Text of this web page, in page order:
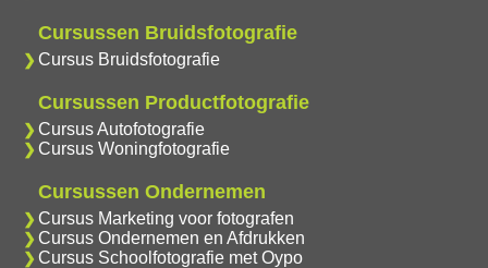
Cursussen Bruidsfotografie
Cursus Bruidsfotografie
Cursussen Productfotografie
Cursus Autofotografie
Cursus Woningfotografie
Cursussen Ondernemen
Cursus Marketing voor fotografen
Cursus Ondernemen en Afdrukken
Cursus Schoolfotografie met Oypo